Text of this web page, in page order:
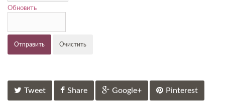
Обновить
Отправить Очистить
Tweet Share Google+ Pinterest